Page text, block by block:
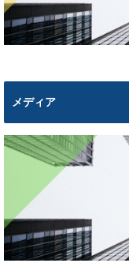
メディア